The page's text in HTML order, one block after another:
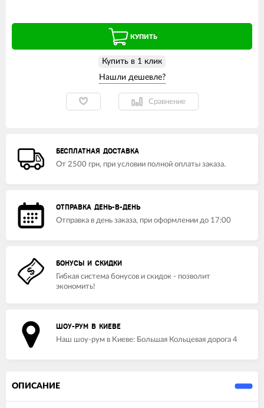
КУПИТЬ
Купить в 1 клик
Сравнение
БЕСПЛАТНАЯ ДОСТАВКА
От 2500 грн, при условии полной оплаты заказа.
ОТПРАВКА ДЕНЬ-В-ДЕНЬ
Отправка в день заказа, при оформлении до 17:00
БОНУСЫ И СКИДКИ
Гибкая система бонусов и скидок - позволит
экономить!
ШОУ-РУМ В КИЕВЕ
Наш шоу-рум в Киеве: Большая Кольцевая дорога 4
ОПИСАНИЕ